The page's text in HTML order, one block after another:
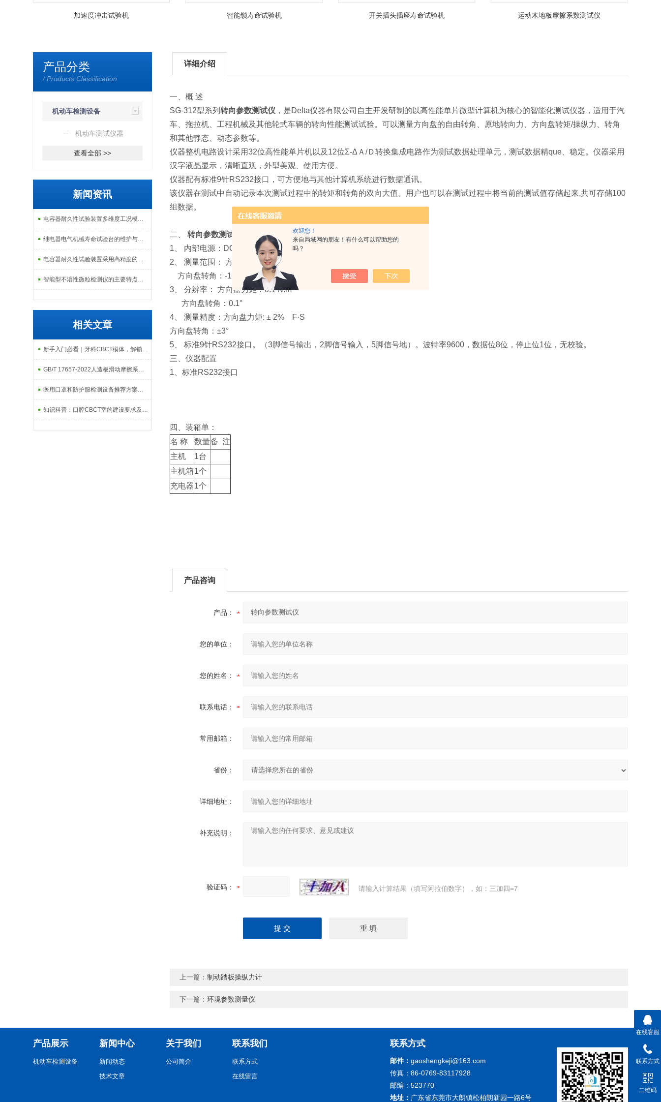
欢迎您！
来自局域网的朋友！有什么可以帮助您的
吗？
加速度冲击试验机 智能锁寿命试验机 开关插头插座寿命试验机 运动木地板摩擦系数测试仪
产品分类
/ Products Classification
机动车检测设备
机动车测试仪器
查看全部 >>
新闻资讯
电容器耐久性试验装置多维度工况模拟子系统分享
继电器电气机械寿命试验台的维护与校准方式
电容器耐久性试验装置采用高精度的温度控制系统
智能型不溶性微粒检测仪的主要特点及基本工作流程介绍
相关文章
新手入门必看｜牙科CBCT模体，解锁口腔影像实操的关键工具
GB/T 17657-2022人造板滑动摩擦系数测试仪的原理
医用口罩和防护服检测设备推荐方案及配置清单
知识科普：口腔CBCT室的建设要求及性能模体
详细介绍
一、概 述
SG-312型系列转向参数测试仪 ，是Delta仪器有限公司自主开发研制的以高性能单片微型计算机为核心的智能化测试仪器，适用于汽
车、拖拉机、工程机械及其他轮式车辆的转向性能测试试验。可以测量方向盘的自由转角、原地转向力、方向盘转矩/操纵力、转角
和其他静态、动态参数等。
仪器整机电路设计采用32位高性能单片机以及12位Σ-ΔＡ/Ｄ转换集成电路作为测试数据处理单元，测试数据精que 、稳定。仪器采用
汉字液晶显示，清晰直观，外型美观、使用方便。
仪器配有标准9针RS232接口，可方便地与其他计算机系统进行数据通讯。
该仪器在测试中自动记录本次测试过程中的转矩和转角的双向大值。用户也可以在测试过程中将当前的测试值存储起来,共可存储100
组数据。
二、转向参数测试仪
技术性能指标
1、 内部电源：DC 9.6V (高容量镍氢电池8节)。
2、 测量范围： 方向盘力矩：（-200～ +200）N.m
方向盘转角：-1080°～ +1080°
3、 分辨率： 方向盘力矩：0.1 N.m
方向盘转角：0.1°
4、 测量精度：方向盘力矩: ± 2% F·S
方向盘转角：±3°
5、 标准9针RS232接口。（3脚信号输出，2脚信号输入，5脚信号地）。波特率9600，数据位8位，停止位1位，无校验。
三、仪器配置
1、标准RS232接口
四、装箱单：
名 称
数量备 注
主机
1台
主机箱1个
充电器1个
产品咨询
产品：
您的单位：
您的姓名：
联系电话：
常用邮箱：
省份：
详细地址：
补充说明：
验证码： 请输入计算结果（填写阿拉伯数字），如：三加四=7
上一篇：制动踏板操纵力计
下一篇：环境参数测量仪
产品展示
机动车检测设备
新闻中心
新闻动态
技术文章
关于我们
公司简介
联系我们
联系方式
在线留言
联系方式
邮件： gaoshengkeji@163.com
传真：86-0769-83117928
邮编：523770
地址： 广东省东莞市大朗镇松柏朗新园一路6号
在线客服
联系方式
二维码